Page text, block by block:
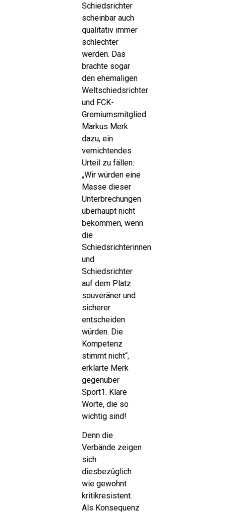
Schiedsrichter
scheinbar auch
qualitativ immer
schlechter
werden. Das
brachte sogar
den ehemaligen
Weltschiedsrichter
und FCK-
Gremiumsmitglied
Markus Merk
dazu, ein
vernichtendes
Urteil zu fällen:
„Wir würden eine
Masse dieser
Unterbrechungen
überhaupt nicht
bekommen, wenn
die
Schiedsrichterinnen
und
Schiedsrichter
auf dem Platz
souveräner und
sicherer
entscheiden
würden. Die
Kompetenz
stimmt nicht“,
erklärte Merk
gegenüber
Sport1. Klare
Worte, die so
wichtig sind!
Denn die
Verbände zeigen
sich
diesbezüglich
wie gewohnt
kritikresistent.
Als Konsequenz